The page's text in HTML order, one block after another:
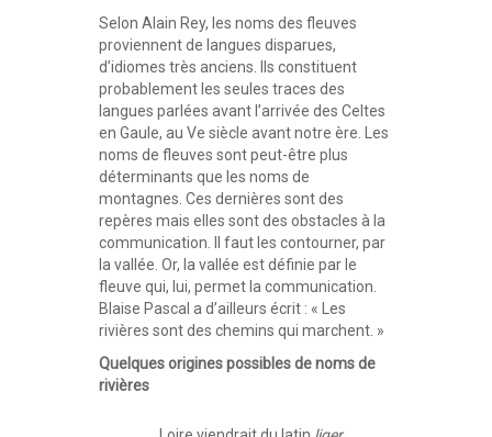
Selon Alain Rey, les noms des fleuves
proviennent de langues disparues,
d’idiomes très anciens. Ils constituent
probablement les seules traces des
langues parlées avant l’arrivée des Celtes
en Gaule, au Ve siècle avant notre ère. Les
noms de fleuves sont peut-être plus
déterminants que les noms de
montagnes. Ces dernières sont des
repères mais elles sont des obstacles à la
communication. Il faut les contourner, par
la vallée. Or, la vallée est définie par le
fleuve qui, lui, permet la communication.
Blaise Pascal a d’ailleurs écrit : « Les
rivières sont des chemins qui marchent. »
Quelques origines possibles de noms de
rivières